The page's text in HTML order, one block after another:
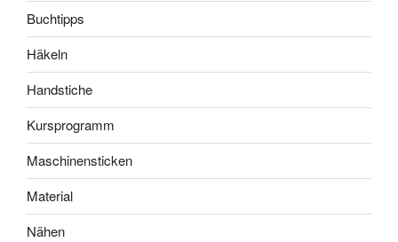
Buchtipps
Häkeln
Handstiche
Kursprogramm
Maschinensticken
Material
Nähen